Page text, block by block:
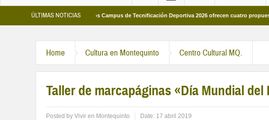
ÚLTIMAS NOTICIAS
2026 Los Campus de Tecnificación Deportiva 2026 ofrecen cuatro propuestas
Home Cultura en Montequinto Centro Cultural MQ.
Taller de marcapáginas «Día Mundial
Posted by Vivir en Montequinto Date: 17 abril 2019